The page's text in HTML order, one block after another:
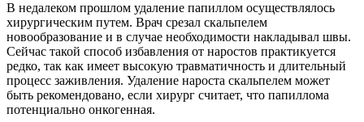
В недалеком прошлом удаление папиллом осуществлялось
хирургическим путем. Врач срезал скальпелем
новообразование и в случае необходимости накладывал швы.
Сейчас такой способ избавления от наростов практикуется
редко, так как имеет высокую травматичность и длительный
процесс заживления. Удаление нароста скальпелем может
быть рекомендовано, если хирург считает, что папиллома
потенциально онкогенная.